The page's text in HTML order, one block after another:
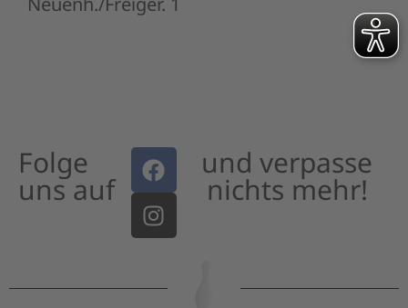
Folge
uns auf
und verpasse
nichts mehr!